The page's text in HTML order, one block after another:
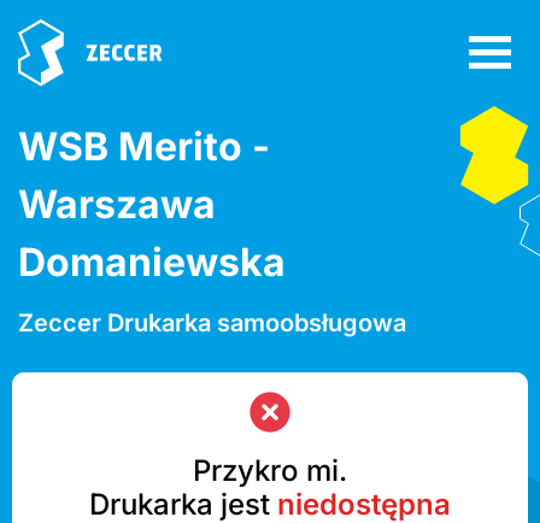
WSB Merito -
Warszawa
Domaniewska
Zeccer Drukarka samoobsługowa
Przykro mi.
Drukarka jest niedostępna